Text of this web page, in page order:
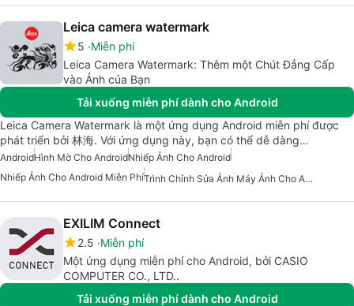
Leica camera watermark
5 Miễn phí
Leica Camera Watermark: Thêm một Chút Đẳng Cấp
vào Ảnh của Bạn
Tải xuống miễn phí dành cho Android
Leica Camera Watermark là một ứng dụng Android miễn phí được
phát triển bởi 林海. Với ứng dụng này, bạn có thể dễ dàng…
AndroidHình Mờ Cho AndroidNhiếp Ảnh Cho Android
Nhiếp Ảnh Cho Android Miễn Phí
Trình Chỉnh Sửa Ảnh Máy Ảnh Cho Android
EXILIM Connect
2.5 Miễn phí
Một ứng dụng miễn phí cho Android, bởi CASIO
COMPUTER CO., LTD..
Tải xuống miễn phí dành cho Android